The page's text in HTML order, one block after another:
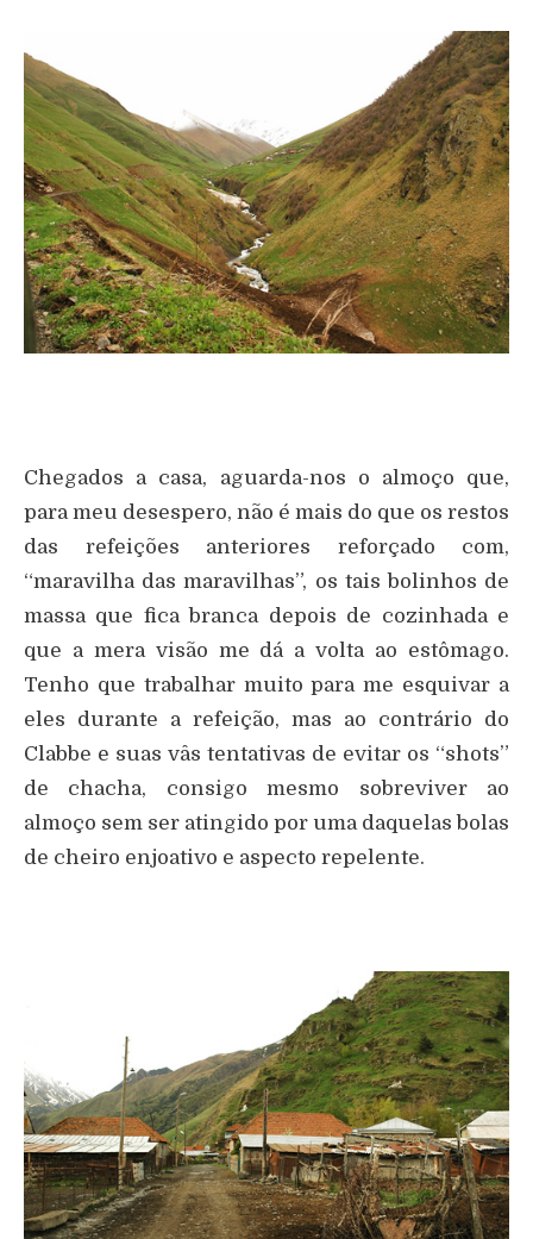
Chegados a casa, aguarda-nos o almoço que,
para meu desespero, não é mais do que os restos
das refeições anteriores reforçado com,
“maravilha das maravilhas”, os tais bolinhos de
massa que fica branca depois de cozinhada e
que a mera visão me dá a volta ao estômago.
Tenho que trabalhar muito para me esquivar a
eles durante a refeição, mas ao contrário do
Clabbe e suas vâs tentativas de evitar os “shots”
de chacha, consigo mesmo sobreviver ao
almoço sem ser atingido por uma daquelas bolas
de cheiro enjoativo e aspecto repelente.